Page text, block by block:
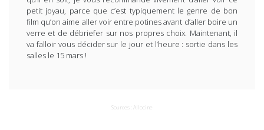
petit joyau, parce que c’est typiquement le genre de bon
film qu’on aime aller voir entre potines avant d’aller boire un
verre et de débriefer sur nos propres choix. Maintenant, il
va falloir vous décider sur le jour et l’heure : sortie dans les
salles le 15 mars !
Sources : Allocine